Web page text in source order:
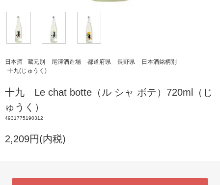
日本酒 蔵元別 尾澤酒造場 都道府県 長野県
日本酒銘柄別
十九(じゅうく)
十九 Le chat botte（ル シャ ボテ）720ml（じ
ゅうく）
4931775190312
2,209円(内税)